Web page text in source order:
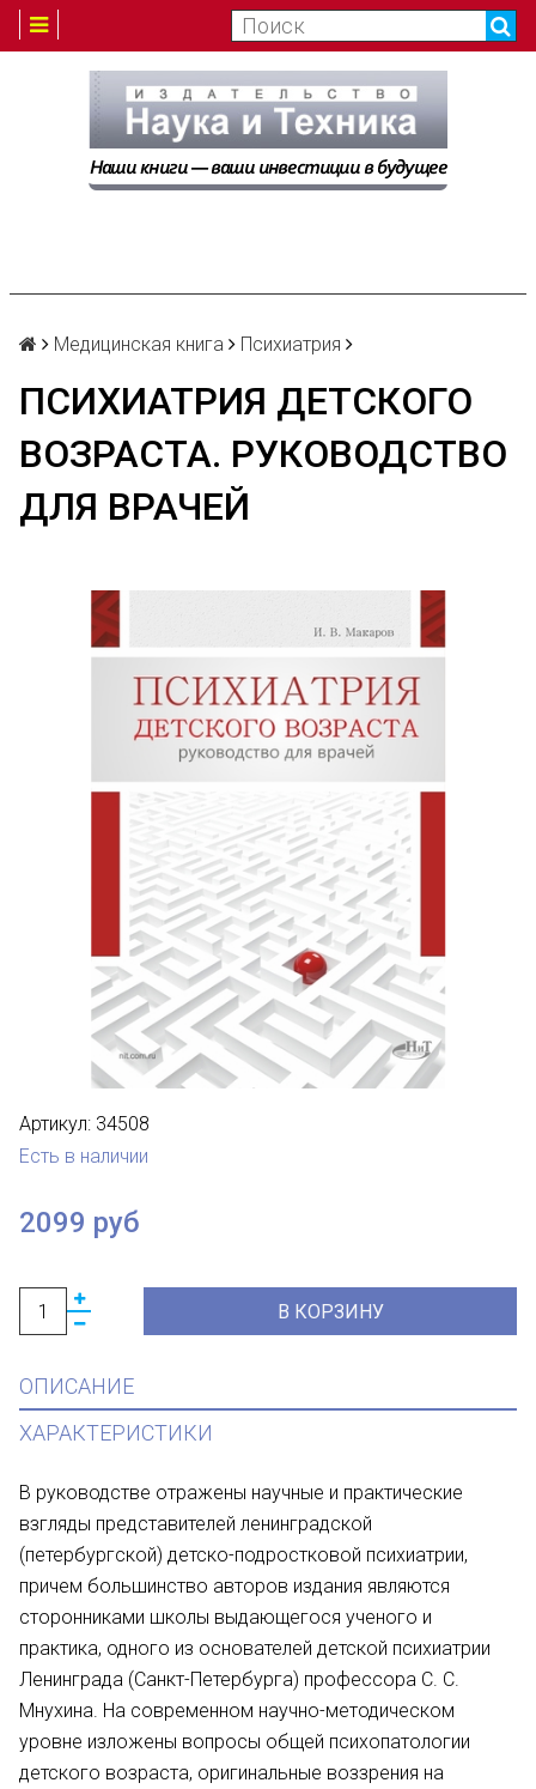
Медицинская книга Психиатрия
ПСИХИАТРИЯ ДЕТСКОГО
ВОЗРАСТА. РУКОВОДСТВО
ДЛЯ ВРАЧЕЙ
Артикул: 34508
Есть в наличии
2099 руб
В КОРЗИНУ
ОПИСАНИЕ
ХАРАКТЕРИСТИКИ
В руководстве отражены научные и практические
взгляды представителей ленинградской
(петербургской) детско-подростковой психиатрии,
причем большинство авторов издания являются
сторонниками школы выдающегося ученого и
практика, одного из основателей детской психиатрии
Ленинграда (Санкт-Петербурга) профессора С. С.
Мнухина. На современном научно-методическом
уровне изложены вопросы общей психопатологии
детского возраста, оригинальные воззрения на